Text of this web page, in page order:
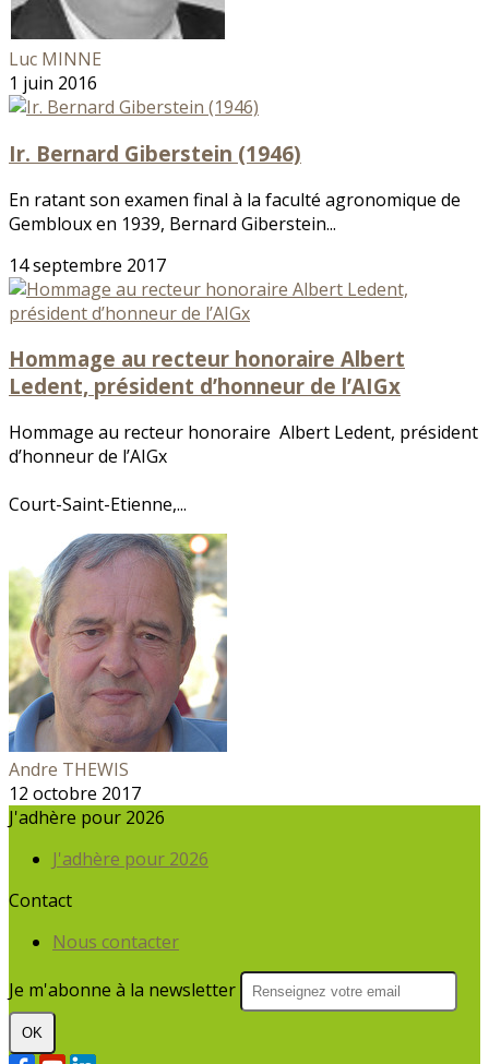
Luc MINNE
1 juin 2016
Ir. Bernard Giberstein (1946)
En ratant son examen final à la faculté agronomique de
Gembloux en 1939, Bernard Giberstein...
14 septembre 2017
Hommage au recteur honoraire Albert
Ledent, président d’honneur de l’AIGx
Hommage au recteur honoraire Albert Ledent, président
d’honneur de l’AIGx
Court-Saint-Etienne,...
Andre THEWIS
12 octobre 2017
J'adhère pour 2026
J'adhère pour 2026
Contact
Nous contacter
Je m'abonne à la newsletter
OK